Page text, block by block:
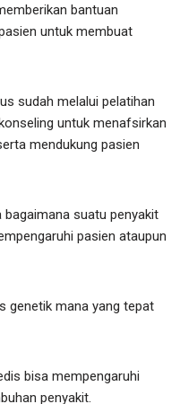
bantuan
untuk membuat
sudah melalui pelatihan
untuk menafsirkan
mendukung pasien
suatu penyakit
pasien ataupun
genetik mana yang tepat
bisa mempengaruhi
penyakit.